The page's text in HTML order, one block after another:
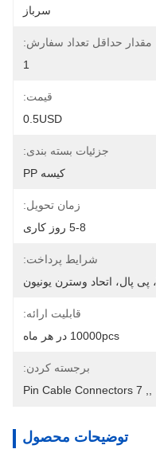
سرباز
مقدار حداقل تعداد سفارش:
1
قیمت:
0.5USD
جزئیات بسته بندی:
کیسه PP
زمان تحویل:
5-8 روز کاری
شرایط پرداخت:
قابلیت ارائه:
10000pcs در هر ماه
برجسته کردن:
7 Pin Cable Connectors
توضیحات محصول